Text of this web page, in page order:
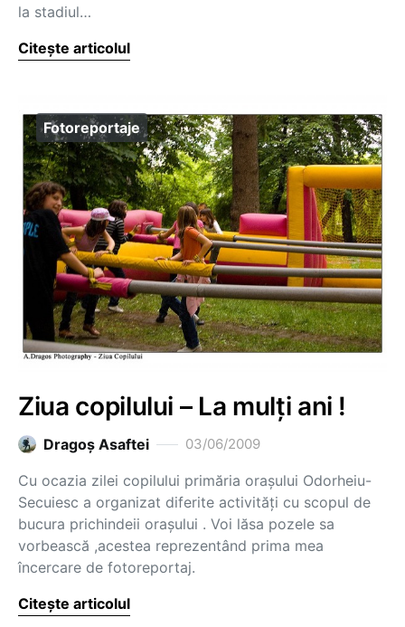
la stadiul…
Citește articolul
Fotoreportaje
Ziua copilului – La mulţi ani !
Dragoş Asaftei 03/06/2009
Cu ocazia zilei copilului primăria oraşului Odorheiu-
Secuiesc a organizat diferite activităţi cu scopul de
bucura prichindeii oraşului . Voi lăsa pozele sa
vorbească ,acestea reprezentând prima mea
încercare de fotoreportaj.
Citește articolul